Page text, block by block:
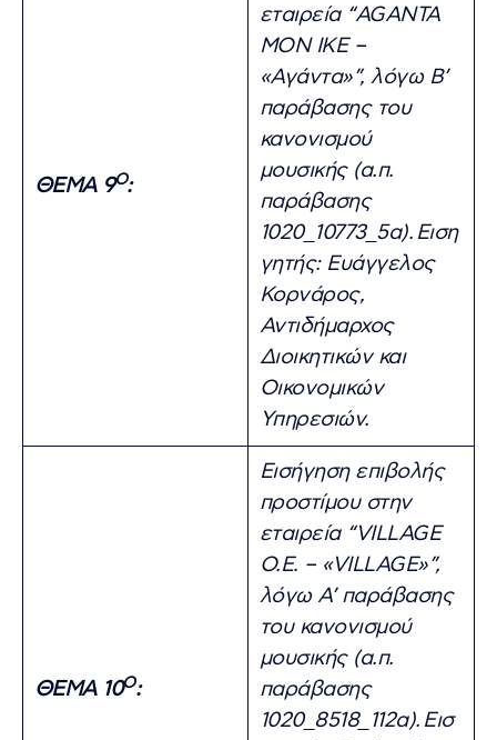
ΘΕΜΑ 9Ο:
εταιρεία “AGANTA
ΜΟΝ ΙΚΕ –
«Αγάντα»”, λόγω Β’
παράβασης του
κανονισμού
μουσικής (α.π.
παράβασης
1020_10773_5α). Ειση
γητής: Ευάγγελος
Κορνάρος,
Αντιδήμαρχος
Διοικητικών και
Οικονομικών
Υπηρεσιών.
ΘΕΜΑ 10Ο:
Εισήγηση επιβολής
προστίμου στην
εταιρεία “VILLAGE
O.E. – «VILLAGE»”,
λόγω Α’ παράβασης
του κανονισμού
μουσικής (α.π.
παράβασης
1020_8518_112α). Εισ